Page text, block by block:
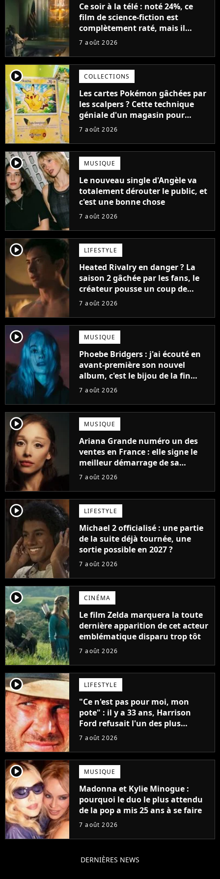
Ce soir à la télé : noté 24%, ce
film de science-fiction est
complètement raté, mais il
aurait pu être encore pire à
7 août 2026
player2 COLLECTIONS
Les cartes Pokémon gâchées par
les scalpers ? Cette technique
géniale d'un magasin pour
ruiner les revendeurs
7 août 2026
player2 MUSIQUE
Le nouveau single d'Angèle va
totalement dérouter le public, et
c'est une bonne chose
7 août 2026
player2 LIFESTYLE
Heated Rivalry en danger ? La
saison 2 gâchée par les fans, le
créateur pousse un coup de
gueule
7 août 2026
player2 MUSIQUE
Phoebe Bridgers : j'ai écouté en
avant-première son nouvel
album, c'est le bijou de la fin
d'été
7 août 2026
player2 MUSIQUE
Ariana Grande numéro un des
ventes en France : elle signe le
meilleur démarrage de sa
carrière avec son album Petal
7 août 2026
player2 LIFESTYLE
Michael 2 officialisé : une partie
de la suite déjà tournée, une
sortie possible en 2027 ?
7 août 2026
player2 CINÉMA
Le film Zelda marquera la toute
dernière apparition de cet acteur
emblématique disparu trop tôt
7 août 2026
player2 LIFESTYLE
"Ce n'est pas pour moi, mon
pote" : il y a 33 ans, Harrison
Ford refusait l'un des plus
grands succès de tous les temps
7 août 2026
player2 MUSIQUE
Madonna et Kylie Minogue :
pourquoi le duo le plus attendu
de la pop a mis 25 ans à se faire
7 août 2026
DERNIÈRES NEWS